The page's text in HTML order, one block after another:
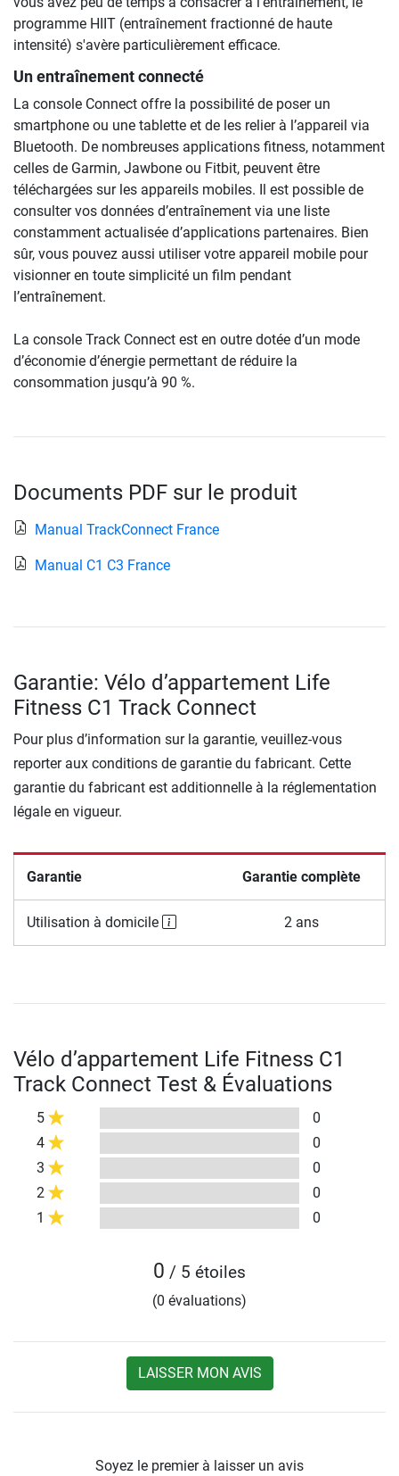
programme HIIT (entraînement fractionné de haute
intensité) s'avère particulièrement efficace.
Un entraînement connecté
La console Connect offre la possibilité de poser un
smartphone ou une tablette et de les relier à l’appareil via
Bluetooth. De nombreuses applications fitness, notamment
celles de Garmin, Jawbone ou Fitbit, peuvent être
téléchargées sur les appareils mobiles. Il est possible de
consulter vos données d’entraînement via une liste
constamment actualisée d’applications partenaires. Bien
sûr, vous pouvez aussi utiliser votre appareil mobile pour
visionner en toute simplicité un film pendant
l’entraînement.
La console Track Connect est en outre dotée d’un mode
d’économie d’énergie permettant de réduire la
consommation jusqu’à 90 %.
Documents PDF sur le produit
Manual TrackConnect France
Manual C1 C3 France
Garantie: Vélo d’appartement Life
Fitness C1 Track Connect
Pour plus d’information sur la garantie, veuillez-vous
reporter aux conditions de garantie du fabricant. Cette
garantie du fabricant est additionnelle à la réglementation
légale en vigueur.
Garantie Garantie complète
Utilisation à domicile 2 ans
Vélo d’appartement Life Fitness C1
Track Connect Test & Évaluations
5
0
4
0
3
0
2
0
1
0
0 / 5 étoiles
(0 évaluations)
LAISSER MON AVIS
Soyez le premier à laisser un avis